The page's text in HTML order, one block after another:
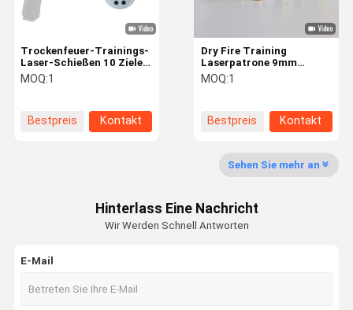
Produkte
Werksbesich
Tigung
Qualitätskon Kontakt Mit
Fälle
Training Laserkugel
Dry Fire Training
Laserpatrone 9mm
40S&W 45ACP 38 Spezial
380ACP 223 7.62
MOQ:1
Bestpreis Kontakt
Trockenfeuer-Trainings-
Laser-Schießen 10 Ziele +
1 Steuerungssystem mit
Lasertrainer-
MOQ:1
Bestpreis Kontakt
Sehen Sie mehr an
Hinterlass Eine Nachricht
Wir Werden Schnell Antworten
E-Mail